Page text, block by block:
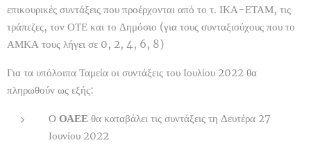
επικουρικές συντάξεις που προέρχονται από το τ. ΙΚΑ-ΕΤΑΜ, τις
τράπεζες, τον ΟΤΕ και το Δημόσιο (για τους συνταξιούχους που το
ΑΜΚΑ τους λήγει σε 0, 2, 4, 6, 8)
Για τα υπόλοιπα Ταμεία οι συντάξεις του Ιουλίου 2022 θα
πληρωθούν ως εξής:
Ο ΟΑΕΕ θα καταβάλει τις συντάξεις τη Δευτέρα 27
Ιουνίου 2022